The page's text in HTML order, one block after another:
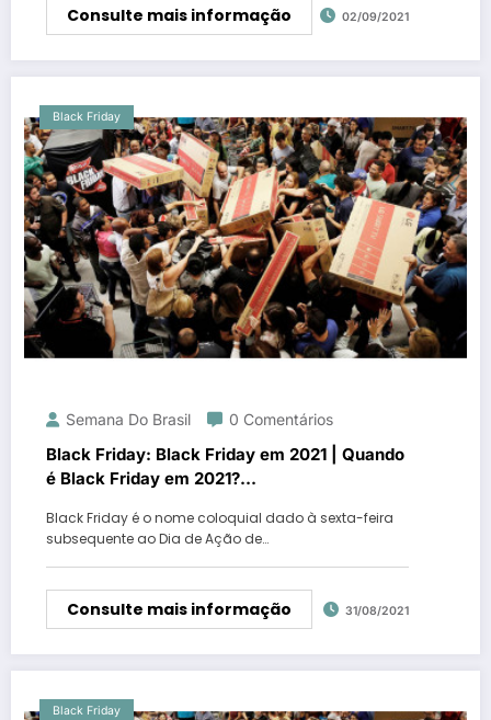
Consulte mais informação 02/09/2021
Black Friday
Semana Do Brasil 0 Comentários
Black Friday: Black Friday em 2021 | Quando
é Black Friday em 2021?…
Black Friday é o nome coloquial dado à sexta-feira
subsequente ao Dia de Ação de…
Consulte mais informação 31/08/2021
Black Friday